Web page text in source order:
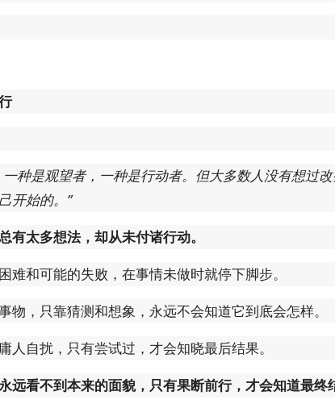
一种是观望者，一种是行动者。但大多数人没有想过
开始的。”
有太多想法，却从未付诸行动。
难和可能的失败，在事情未做时就停下脚步。
物，只靠猜测和想象，永远不会知道它到底会怎样。
人自扰，只有尝试过，才会知晓最后结果。
远看不到本来的面貌，只有果断前行，才会知道最终